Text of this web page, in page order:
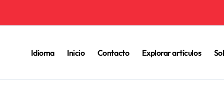
Idioma Inicio Contacto Explorar artículos